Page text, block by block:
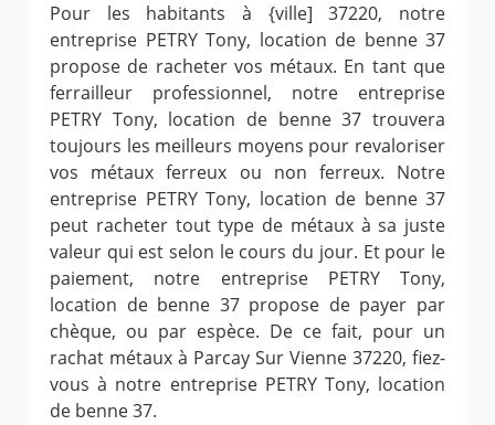
Pour les habitants à {ville] 37220, notre
entreprise PETRY Tony, location de benne 37
propose de racheter vos métaux. En tant que
ferrailleur professionnel, notre entreprise
PETRY Tony, location de benne 37 trouvera
toujours les meilleurs moyens pour revaloriser
vos métaux ferreux ou non ferreux. Notre
entreprise PETRY Tony, location de benne 37
peut racheter tout type de métaux à sa juste
valeur qui est selon le cours du jour. Et pour le
paiement, notre entreprise PETRY Tony,
location de benne 37 propose de payer par
chèque, ou par espèce. De ce fait, pour un
rachat métaux à Parcay Sur Vienne 37220, fiez-
vous à notre entreprise PETRY Tony, location
de benne 37.